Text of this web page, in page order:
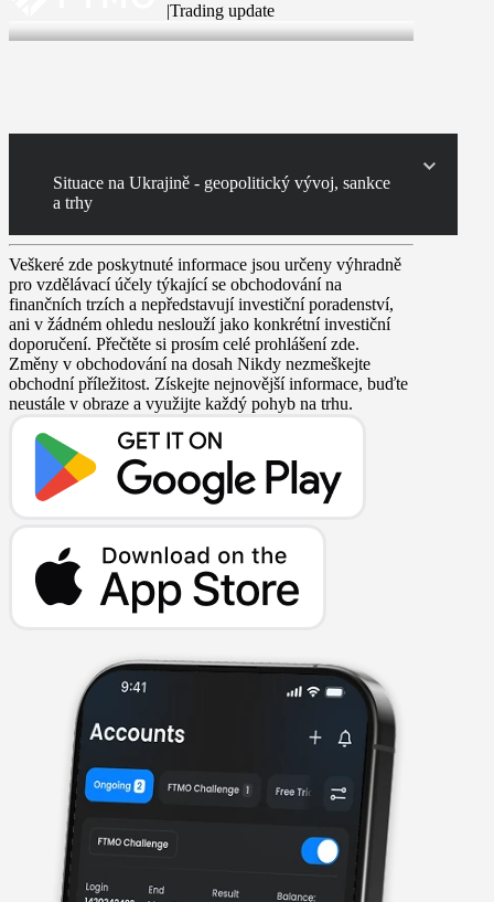
|Trading update
19 Mar 2026
Situace na Ukrajině - geopolitický vývoj, sankce
a trhy
Veškeré zde poskytnuté informace jsou určeny výhradně
pro vzdělávací účely týkající se obchodování na
finančních trzích a nepředstavují investiční poradenství,
ani v žádném ohledu neslouží jako konkrétní investiční
doporučení. Přečtěte si prosím celé prohlášení zde.
Změny v obchodování na dosah Nikdy nezmeškejte
obchodní příležitost. Získejte nejnovější informace, buďte
neustále v obraze a využijte každý pohyb na trhu.